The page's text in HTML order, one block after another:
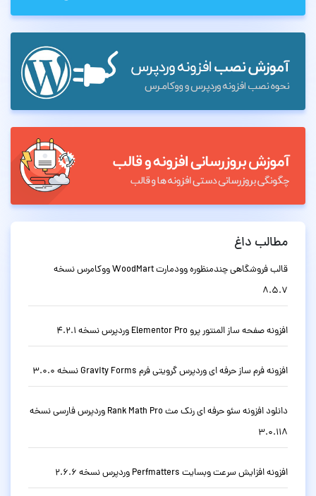
مطالب داغ
قالب فروشگاهی چندمنظوره وودمارت WoodMart ووکامرس نسخه
8.5.7
افزونه صفحه ساز المنتور پرو Elementor Pro وردپرس نسخه 4.2.1
افزونه فرم ساز حرفه ای وردپرس گرویتی فرم Gravity Forms نسخه 3.0.0
دانلود افزونه سئو حرفه ای رنک مث Rank Math Pro وردپرس فارسی نسخه
3.0.118
افزونه افزایش سرعت وبسایت Perfmatters وردپرس نسخه 2.6.6